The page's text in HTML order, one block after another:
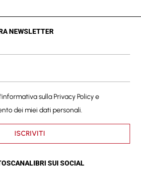
NEWSLETTER
sullaPrivacy Policye
dei miei dati personali.
ISCRIVITI
SUI SOCIAL